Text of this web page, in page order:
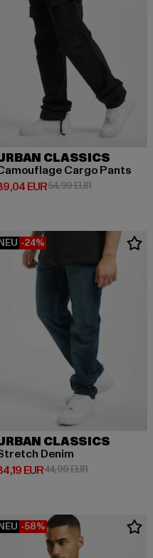
EUR
CLASSICS
Cargo Pants
EURPreis: 39,04 EUR
54,99 EURAktionspreis:
EUR
-24%
CLASSICS
Denim
EUR Preis: 34,19 EUR
44,99 EURAktionspreis:
-58%